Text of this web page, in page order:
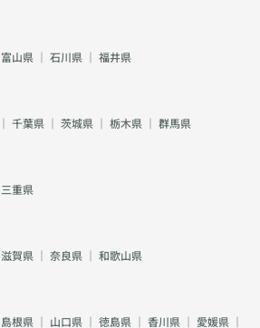
富山県 ｜ 石川県 ｜ 福井県
｜ 千葉県 ｜ 茨城県 ｜ 栃木県 ｜ 群馬県
三重県
滋賀県 ｜ 奈良県 ｜ 和歌山県
島根県 ｜ 山口県 ｜ 徳島県 ｜ 香川県 ｜ 愛媛県 ｜